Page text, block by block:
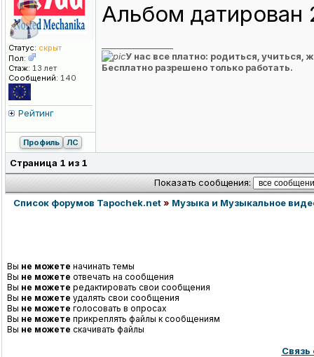
Статус: скрыт
Пол:
Стаж: 13 лет
Сообщений: 140
Рейтинг
Альбом
У нас все платно: родиться, учиться,
Бесплатно разрешено только работать.
Профиль ЛС
Страница 1 из 1
Показать сообщения:
Список форумов Tapochek.net» Музыка и Музыкальное
Вы не можете начинать темы
Вы не можете отвечать на сообщения
Вы не можете редактировать свои сообщения
Вы не можете удалять свои сообщения
Вы не можете голосовать в опросах
Вы не можете прикреплять файлы к сообщениям
Вы не можете скачивать файлы